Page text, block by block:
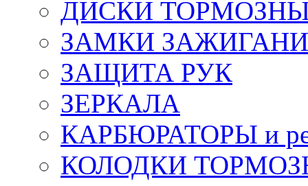
ДИСКИ
ЗАМКИ
ЗАЩИТА РУК
ЗЕРКАЛА
КАРБЮРАТОРЫ и
КОЛОДКИ